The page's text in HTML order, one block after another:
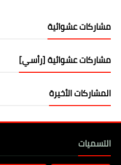
مشاركات عشوائية
مشاركات عشوائية [رأسي]
المشاركات الأخيرة
التسميات